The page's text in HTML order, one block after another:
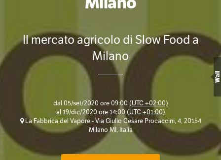
Il mercato agricolo di Slow Food a
Milano
dal 05/set/2020 ore 09:00 (UTC +02:00)
al 19/dic/2020 ore 14:00(UTC +01:00)
La Fabbrica del Vapore - Via Giulio Cesare Procaccini, 4, 20154
Milano MI, Italia
Wall